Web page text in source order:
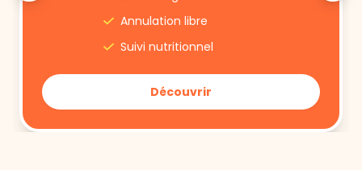
Annulation libre
Suivi nutritionnel
Découvrir